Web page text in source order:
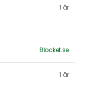
1 år
Blocket.se
1 år